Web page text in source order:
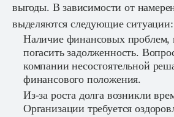
выгоды. В зависимости от
выделяются следующие ситуации:
Наличие финансовых проблем,
погасить задолженность.
компании несостоятельной
финансового положения.
Из-за роста долга возникли
Организации требуется